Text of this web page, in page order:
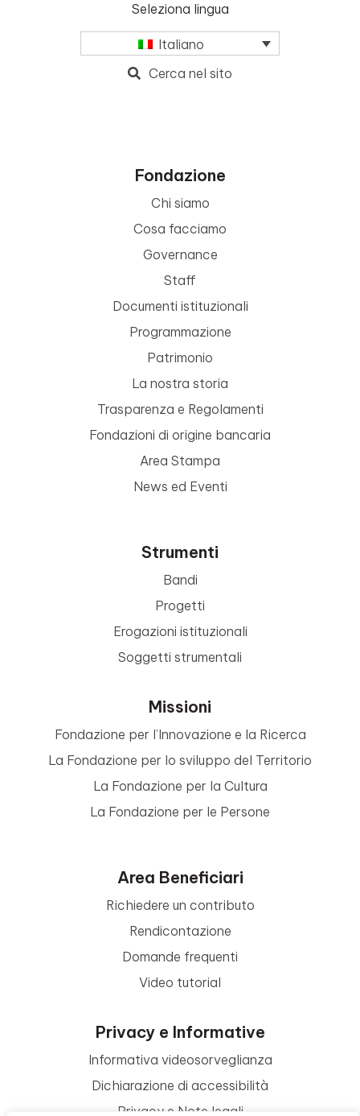
Seleziona lingua
Italiano
Cerca nel sito
Fondazione
Chi siamo
Cosa facciamo
Governance
Staff
Documenti istituzionali
Programmazione
Patrimonio
La nostra storia
Trasparenza e Regolamenti
Fondazioni di origine bancaria
Area Stampa
News ed Eventi
Strumenti
Bandi
Progetti
Erogazioni istituzionali
Soggetti strumentali
Missioni
Fondazione per l’Innovazione e la Ricerca
La Fondazione per lo sviluppo del Territorio
La Fondazione per la Cultura
La Fondazione per le Persone
Area Beneficiari
Richiedere un contributo
Rendicontazione
Domande frequenti
Video tutorial
Privacy e Informative
Informativa videosorveglianza
Dichiarazione di accessibilità
Privacy e Note legali